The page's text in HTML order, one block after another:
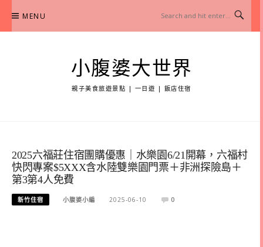
content
MENU
小腹婆大世界
親子美食旅遊景點 | 一日遊 | 飯店住宿
2025六福莊住宿團購優惠｜水樂園6/21開幕，六福村
快閃專案$5XXX含水陸雙樂園門票＋非洲探險島＋
第3第4人免費
新竹住宿 小腹婆小編 2025-06-10 0